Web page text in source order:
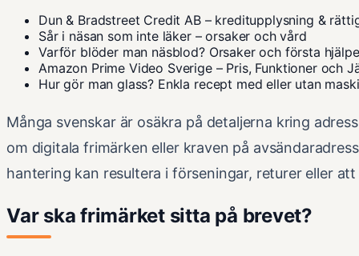
Dun & Bradstreet Credit AB – kreditupplysning &
Sår i näsan som inte läker – orsaker och vård
Varför blöder man näsblod? Orsaker och första
Amazon Prime Video Sverige – Pris, Funktioner och
Hur gör man glass? Enkla recept med eller utan
Många svenskar är osäkra på detaljerna kring
om digitala frimärken eller kraven på
hantering kan resultera i förseningar, returer eller
Var ska frimärket sitta på brevet?